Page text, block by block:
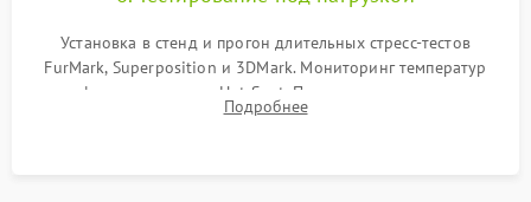
Установка в стенд и прогон длительных стресс-тестов
FurMark, Superposition и 3DMark. Мониторинг температур
графического чипа и Hot Spot. Проверка на отсутствие
артефактов изображения, вылетов драйвера и зависаний.
Подробнее